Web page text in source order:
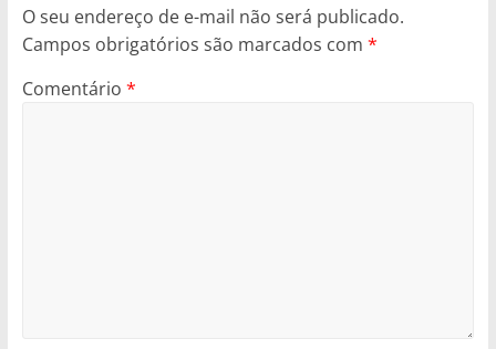
O seu endereço de e-mail não será publicado.
Campos obrigatórios são marcados com *
Comentário *